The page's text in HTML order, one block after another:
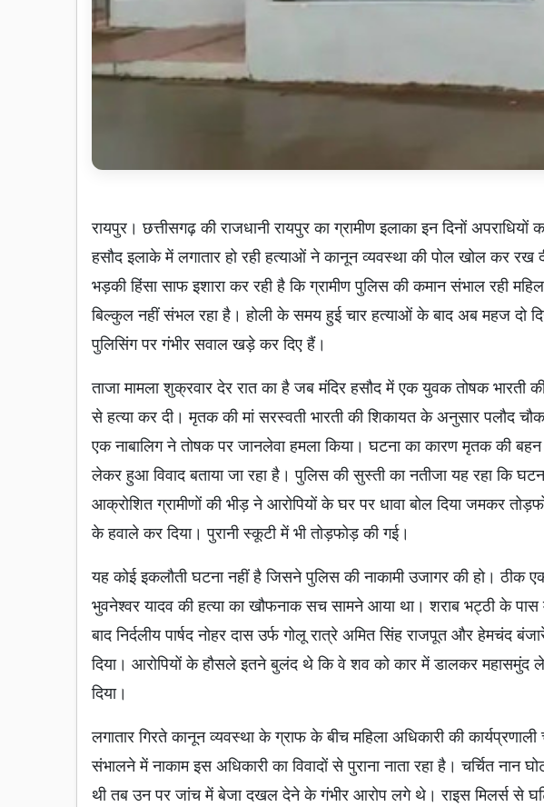
रायपुर। छत्तीसगढ़ की राजधानी रायपुर का ग्रामीण इलाका इन दिनों अपराधियों
हसौद इलाके में लगातार हो रही हत्याओं ने कानून व्यवस्था की पोल खोल कर
भड़की हिंसा साफ इशारा कर रही है कि ग्रामीण पुलिस की कमान संभाल रही
बिल्कुल नहीं संभल रहा है। होली के समय हुई चार हत्याओं के बाद अब महज दो
पुलिसिंग पर गंभीर सवाल खड़े कर दिए हैं।
ताजा मामला शुक्रवार देर रात का है जब मंदिर हसौद में एक युवक तोषक भारती
से हत्या कर दी। मृतक की मां सरस्वती भारती की शिकायत के अनुसार पलौद
एक नाबालिग ने तोषक पर जानलेवा हमला किया। घटना का कारण मृतक की बहन
लेकर हुआ विवाद बताया जा रहा है। पुलिस की सुस्ती का नतीजा यह रहा कि
आक्रोशित ग्रामीणों की भीड़ ने आरोपियों के घर पर धावा बोल दिया जमकर
के हवाले कर दिया। पुरानी स्कूटी में भी तोड़फोड़ की गई।
यह कोई इकलौती घटना नहीं है जिसने पुलिस की नाकामी उजागर की हो। ठीक
भुवनेश्वर यादव की हत्या का खौफनाक सच सामने आया था। शराब भट्ठी के
बाद निर्दलीय पार्षद नोहर दास उर्फ गोलू रात्रे अमित सिंह राजपूत और हेमचंद
दिया। आरोपियों के हौसले इतने बुलंद थे कि वे शव को कार में डालकर महासमुंद
दिया।
लगातार गिरते कानून व्यवस्था के ग्राफ के बीच महिला अधिकारी की कार्यप्रणाली
संभालने में नाकाम इस अधिकारी का विवादों से पुराना नाता रहा है। चर्चित
थी तब उन पर जांच में बेजा दखल देने के गंभीर आरोप लगे थे। राइस मिलर्स से